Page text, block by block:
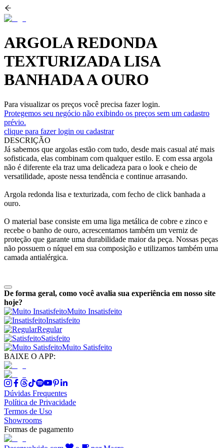
ARGOLA REDONDA
TEXTURIZADA LISA
BANHADA A OURO
Para visualizar os preços você precisa fazer login.
Protegemos seu negócio não exibindo os preços sem um cadastro
prévio.
clique para fazer login ou cadastrar
DESCRIÇÃO
Já sabemos que argolas estão com tudo, desde mais casual até mais
sofisticada, elas combinam com qualquer estilo. E com essa argola
não é diferente ela traz uma delicadeza para o look e cheio de
versatilidade, aposte nessa tendência e continue arrasando.
Argola redonda lisa e texturizada, com fecho de click banhada a
ouro.
O material base consiste em uma liga metálica de cobre e zinco e
recebe o banho de ouro, acrescentamos também um verniz de
proteção que garante uma durabilidade maior da peça. Nossas peças
não possuem o níquel em sua composição e utilizamos também uma
camada antialérgica.
De forma geral, como você avalia sua experiência em nosso site
hoje?
Muito Insatisfeito
Insatisfeito
Regular
Satisfeito
Muito Satisfeito
BAIXE O APP:
Dúvidas Frequentes
Política de Privacidade
Termos de Uso
Showrooms
Formas de pagamento